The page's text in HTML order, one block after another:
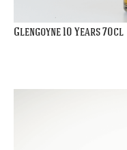
Glengoyne 10 Years 70cl